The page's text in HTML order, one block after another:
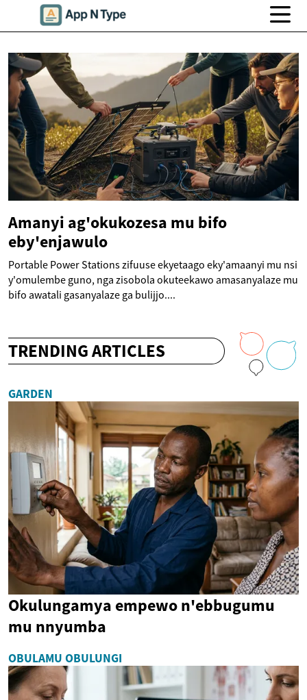
Amanyi ag'okukozesa mu bifo
eby'enjawulo
Portable Power Stations zifuuse ekyetaago eky'amaanyi mu nsi
y'omulembe guno, nga zisobola okuteekawo amasanyalaze mu
bifo awatali gasanyalaze ga bulijjo....
TRENDING ARTICLES
GARDEN
Okulungamya empewo n'ebbugumu
mu nnyumba
OBULAMU OBULUNGI